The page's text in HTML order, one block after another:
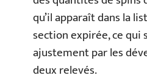
qu’il apparaît dans la
section expirée, ce qui
ajustement par les
deux relevés.